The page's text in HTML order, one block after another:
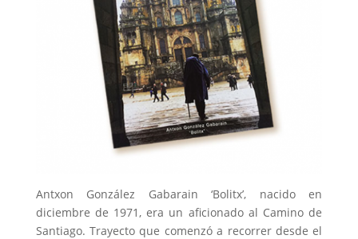
Antxon González Gabarain ‘Bolitx’, nacido en
diciembre de 1971, era un aficionado al Camino de
Santiago. Trayecto que comenzó a recorrer desde el